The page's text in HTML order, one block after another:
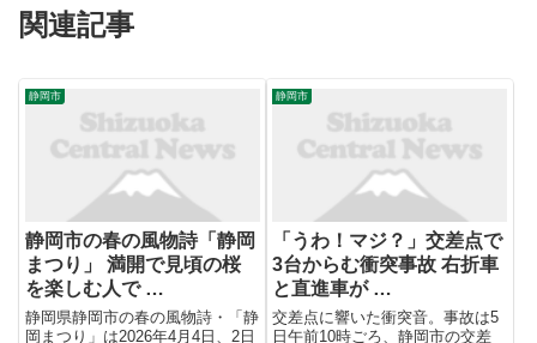
関連記事
静岡市
静岡市の春の風物詩「静岡
まつり」 満開で見頃の桜
を楽しむ人で …
静岡県静岡市の春の風物詩・「静
岡まつり」は2026年4月4日、2日
静岡市
「うわ！マジ？」交差点で
3台からむ衝突事故 右折車
と直進車が …
交差点に響いた衝突音。事故は5
日午前10時ごろ、静岡市の交差